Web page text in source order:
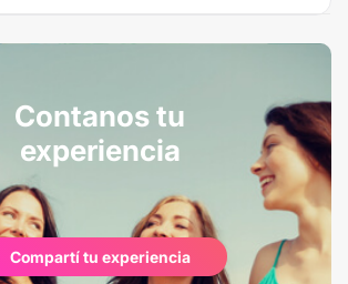
Contanos tu
experiencia
Compartí tu experiencia